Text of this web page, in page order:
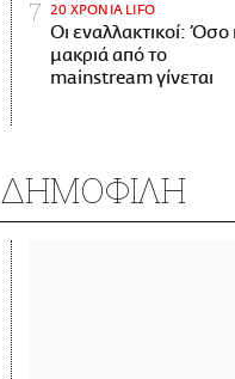
20 ΧΡΟΝΙΑ LIFO
Οι εναλλακτικοί: Όσο
μακριά από το
mainstream γίνεται
ΔΗΜΟΦΙΛΗ